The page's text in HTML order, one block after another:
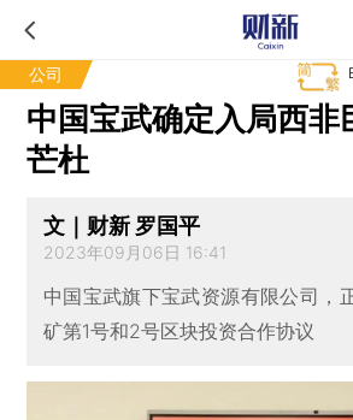
公司
中国宝武确定入局西非
芒杜
文｜财新 罗国平
2023年09月06日 16:41
中国宝武旗下宝武资源有限公司，
矿第1号和2号区块投资合作协议